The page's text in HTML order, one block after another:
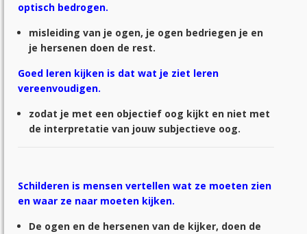
optisch bedrogen.
misleiding van je ogen, je ogen bedriegen je en
je hersenen doen de rest.
Goed leren kijken is dat wat je ziet leren
vereenvoudigen.
zodat je met een objectief oog kijkt en niet met
de interpretatie van jouw subjectieve oog.
Schilderen is mensen vertellen wat ze moeten zien
en waar ze naar moeten kijken.
De ogen en de hersenen van de kijker, doen de